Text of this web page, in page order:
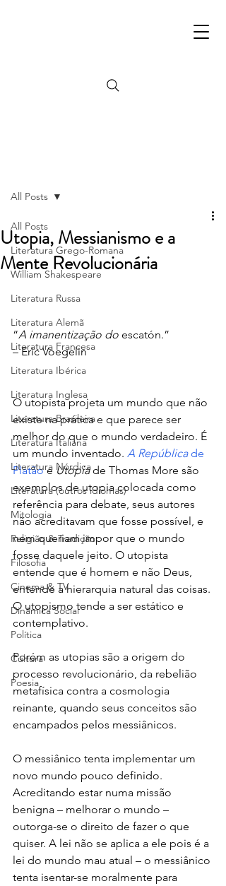
All Posts
Literatura Grego-Romana
William Shakespeare
Literatura Russa
Literatura Alemã
Literatura Francesa
Literatura Ibérica
Literatura Inglesa
Literatura Brasileira
Literatura Italiana
Literatura Nórdica
Literatura (outros idiomas)
Mitologia
Religião & Tradição
Filosofia
Cinema & TV
Dinâmica Social
Política
Cultura
Poesia
All Posts
Utopia, Messianismo e a
Mente Revolucionária
“A imanentização do escatón.”
– Eric Voegelin
O utopista projeta um mundo que não
existe na prática e que parece ser
melhor do que o mundo verdadeiro. É
um mundo inventado. A República de
Platão e Utopia de Thomas More são
exemplos de utopia colocada como
referência para debate, seus autores
não acreditavam que fosse possível, e
nem queriam impor que o mundo
fosse daquele jeito. O utopista
entende que é homem e não Deus,
entende a hierarquia natural das coisas.
O utopismo tende a ser estático e
contemplativo.
Porém as utopias são a origem do
processo revolucionário, da rebelião
metafísica contra a cosmologia
reinante, quando seus conceitos são
encampados pelos messiânicos.
O messiânico tenta implementar um
novo mundo pouco definido.
Acreditando estar numa missão
benigna – melhorar o mundo –
outorga-se o direito de fazer o que
quiser. A lei não se aplica a ele pois é a
lei do mundo mau atual – o messiânico
tenta isentar-se moralmente para